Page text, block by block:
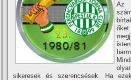
Az
sikeresek és szerencsések. Ha